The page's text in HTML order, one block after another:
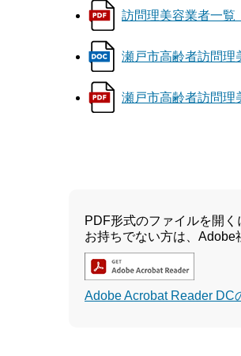
訪問理美容業者一覧
瀬戸市高齢者訪問理
瀬戸市高齢者訪問理
PDF形式のファイルを開
お持ちでない方は、Adobe
Adobe Acrobat Reader DC